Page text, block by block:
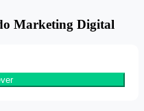
Marketing Digital